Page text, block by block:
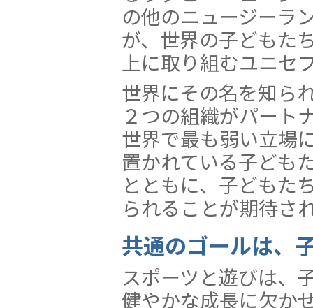
の他のニュージーラ
が、世界の子どもた
上に取り組むユニセ
世界にその名を知ら
２つの組織がパート
世界で最も弱い立場
置かれている子ども
とともに、子どもた
られることが期待さ
共通のゴールは、
スポーツと遊びは、
健やかな成長に欠か